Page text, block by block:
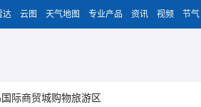
达 云图 天气地图 专业产品 资讯 视频 节气
际商贸城购物旅游区